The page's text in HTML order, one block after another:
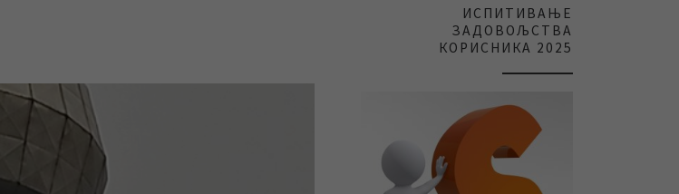
ИСПИТИВАЊЕ
ЗАДОВОЉСТВА
КОРИСНИКА 2025